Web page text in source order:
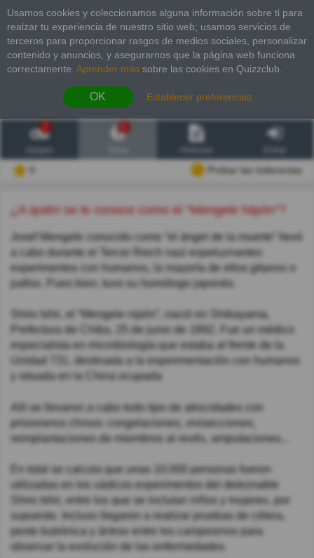
Usamos cookies y coleccionamos alguna información sobre ti para
realzar tu experiencia de nuestro sitio web; usamos servicios de
terceros para proporcionar rasgos de medios sociales, personalizar
contenido y anuncios, y asegurarnos que la página web funciona
correctamente. Aprender más sobre las cookies en Quizzclub.
OK Establecer preferencias
2
Probar las inderectas
¿A quién se le conoce como el "Mengele Nipón"?
Josef Mengele conocido como “el ángel de la muerte” llevó
a cabo durante el Tercer Reich nazi espeluznantes
experimentos con humanos, la mayoría de ellos gitanos o
judíos. Pues bien, tuvo su homólogo japonés.
Shiro Ishii, el “Mengele nipón”, nació en Shibayama,
Prefectura de Chiba, 25 de junio de 1892. Fue un médico
especialista en microbiología que estaba al frente de la
Unidad 731, destinada a la experimentación con humanos
y situada en la China ocupada
Allí se llevaron a cabo todo tipo de atrocidades con
prisioneros chinos: congelaciones, vivisecciones,
reimplantaciones de miembros al revés, amputaciones...
En total se calcula que unas 10.000 personas fueron
utilizadas en los sádicos experimentos del deleznable
Shiro Ishii, entre los que se incluían niños y mujeres, por
supuesto. Incluso llegaron a realizar pruebas de cólera,
peste bubónica y ántrax entre los campesinos para
observar la evolución de las enfermedades.